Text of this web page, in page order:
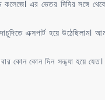
এর ভেতর দিদির সঙ্গে
এক্সপার্ট হয়ে
কোন দিন সন্ধ্যা হয়ে যেত।